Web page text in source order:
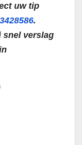
uw tip
.
snel verslag